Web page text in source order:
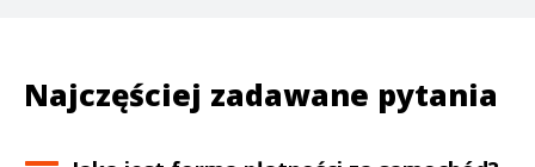
Najczęściej zadawane pytania